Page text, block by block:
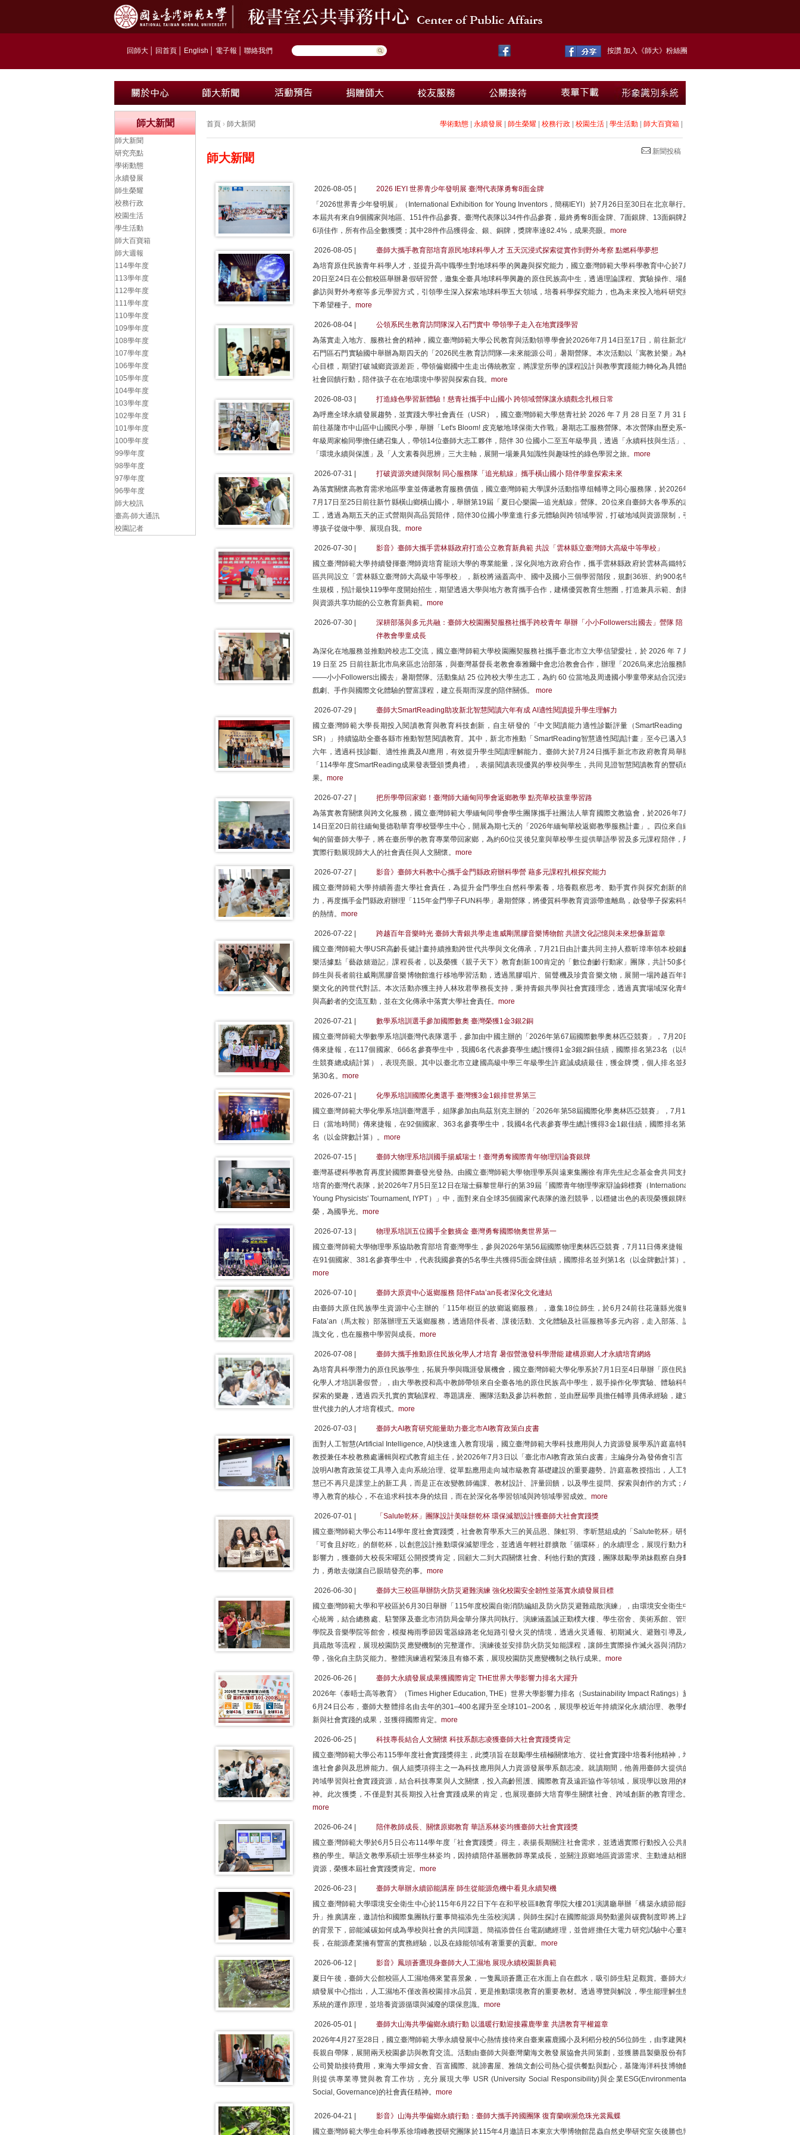
回師大 回首頁 English 電子報 聯絡我們 按讚 加入《師大》粉絲團
首頁 › 師大新聞 學術動態 永續發展 師生榮耀 校務行政 校園生活 學生活動 師大百寶箱
新聞投稿
師大新聞
2026-08-05 |
2026 IEYI 世界青少年發明展 臺灣代表隊勇奪8面金牌
「2026世界青少年發明展」（International Exhibition for Young Inventors，簡稱IEYI）於7月26日至30日在北京舉行。
本屆共有來自9個國家與地區、151件作品參賽。臺灣代表隊以34件作品參賽，最終勇奪8面金牌、7面銀牌、13面銅牌及
6項佳作，所有作品全數獲獎；其中28件作品獲得金、銀、銅牌，獎牌率達82.4%，成果亮眼。 more
2026-08-05 |
臺師大攜手教育部培育原民地球科學人才 五天沉浸式探索從實作到野外考察 點燃科學夢想
為培育原住民族青年科學人才，並提升高中職學生對地球科學的興趣與探究能力，國立臺灣師範大學科學教育中心於7月
20日至24日在公館校區舉辦暑假研習營，邀集全臺具地球科學興趣的原住民族高中生，透過理論課程、實驗操作、場館
參訪與野外考察等多元學習方式，引領學生深入探索地球科學五大領域，培養科學探究能力，也為未來投入地科研究播
下希望種子。 more
2026-08-04 |
公領系民生教育訪問隊深入石門實中 帶領學子走入在地實踐學習
為落實走入地方、服務社會的精神，國立臺灣師範大學公民教育與活動領導學會於2026年7月14日至17日，前往新北市
石門區石門實驗國中舉辦為期四天的「2026民生教育訪問隊—未來能源公司」暑期營隊。本次活動以「寓教於樂」為核
心目標，期望打破城鄉資源差距，帶領偏鄉國中生走出傳統教室，將課堂所學的課程設計與教學實踐能力轉化為具體的
社會回饋行動，陪伴孩子在在地環境中學習與探索自我。 more
2026-08-03 |
打造綠色學習新體驗！慈青社攜手中山國小 跨領域營隊讓永續觀念扎根日常
為呼應全球永續發展趨勢，並實踐大學社會責任（USR），國立臺灣師範大學慈青社於 2026 年 7 月 28 日至 7 月 31 日
前往基隆市中山區中山國民小學，舉辦「Let's Bloom! 皮克敏地球保衛大作戰」暑期志工服務營隊。本次營隊由歷史系一
年級周家榆同學擔任總召集人，帶領14位臺師大志工夥伴，陪伴 30 位國小二至五年級學員，透過「永續科技與生活」、
「環境永續與保護」及「人文素養與思辨」三大主軸，展開一場兼具知識性與趣味性的綠色學習之旅。 more
2026-07-31 |
打破資源夾縫與限制 同心服務隊「追光航線」攜手橫山國小 陪伴學童探索未來
為落實關懷高教育需求地區學童並傳遞教育服務價值，國立臺灣師範大學課外活動指導组輔導之同心服務隊，於2026年
7月17日至25日前往新竹縣橫山鄉橫山國小，舉辦第19屆「夏日心樂園—追光航線」營隊。20位來自臺師大各學系的志
工，透過為期五天的正式營期與高品質陪伴，陪伴30位國小學童進行多元體驗與跨領域學習，打破地域與資源限制，引
導孩子從做中學、展現自我。 more
2026-07-30 |
影音》臺師大攜手雲林縣政府打造公立教育新典範 共設「雲林縣立臺灣師大高級中等學校」
國立臺灣師範大學持續發揮臺灣師資培育龍頭大學的專業能量，深化與地方政府合作，攜手雲林縣政府於雲林高鐵特定
區共同設立「雲林縣立臺灣師大高級中等學校」，新校將涵蓋高中、國中及國小三個學習階段，規劃36班、約900名學
生規模，預計最快119學年度開始招生，期望透過大學與地方教育攜手合作，建構優質教育生態圈，打造兼具示範、創新
與資源共享功能的公立教育新典範。 more
2026-07-30 |
深耕部落與多元共融：臺師大校園團契服務社攜手跨校青年 舉辦「小小Followers出國去」營隊 陪
伴教會學童成長
為深化在地服務並推動跨校志工交流，國立臺灣師範大學校園團契服務社攜手臺北市立大學信望愛社，於 2026 年 7 月
19 日至 25 日前往新北市烏來區忠治部落，與臺灣基督長老教會泰雅爾中會忠治教會合作，辦理「2026烏來忠治服務隊
——小小Followers出國去」暑期營隊。活動集結 25 位跨校大學生志工，為約 60 位當地及周邊國小學童帶來結合沉浸式
戲劇、手作與國際文化體驗的豐富課程，建立長期而深度的陪伴關係。 more
2026-07-29 |
臺師大SmartReading助攻新北智慧閱讀六年有成 AI適性閱讀提升學生理解力
國立臺灣師範大學長期投入閱讀教育與教育科技創新，自主研發的「中文閱讀能力適性診斷評量（SmartReading，
SR）」持續協助全臺各縣市推動智慧閱讀教育。其中，新北市推動「SmartReading智慧適性閱讀計畫」至今已邁入第
六年，透過科技診斷、適性推薦及AI應用，有效提升學生閱讀理解能力。臺師大於7月24日攜手新北市政府教育局舉辦
「114學年度SmartReading成果發表暨頒獎典禮」，表揚閱讀表現優異的學校與學生，共同見證智慧閱讀教育的豐碩成
果。 more
2026-07-27 |
把所學帶回家鄉！臺灣師大緬甸同學會返鄉教學 點亮華校孩童學習路
為落實教育關懷與跨文化服務，國立臺灣師範大學緬甸同學會學生團隊攜手社團法人華育國際文教協會，於2026年7月
14日至20日前往緬甸曼德勒華育學校暨學生中心，開展為期七天的「2026年緬甸華校返鄉教學服務計畫」。四位來自緬
甸的留臺師大學子，將在臺所學的教育專業帶回家鄉，為約60位災後兒童與華校學生提供華語學習及多元課程陪伴，用
實際行動展現師大人的社會責任與人文關懷。 more
2026-07-27 |
影音》臺師大科教中心攜手金門縣政府辦科學營 藉多元課程扎根探究能力
國立臺灣師範大學持續善盡大學社會責任，為提升金門學生自然科學素養，培養觀察思考、動手實作與探究創新的能
力，再度攜手金門縣政府辦理「115年金門學子FUN科學」暑期營隊，將優質科學教育資源帶進離島，啟發學子探索科學
的熱情。 more
2026-07-22 |
跨越百年音樂時光 臺師大青銀共學走進威剛黑膠音樂博物館 共譜文化記憶與未來想像新篇章
國立臺灣師範大學USR高齡長健計畫持續推動跨世代共學與文化傳承，7月21日由計畫共同主持人蔡昕璋率領本校銀齡
樂活據點「藝啟嬉遊記」課程長者，以及榮獲《親子天下》教育創新100肯定的「數位創齡行動家」團隊，共計50多位
師生與長者前往威剛黑膠音樂博物館進行移地學習活動，透過黑膠唱片、留聲機及珍貴音樂文物，展開一場跨越百年音
樂文化的跨世代對話。本次活動亦獲主持人林玫君學務長支持，秉持青銀共學與社會實踐理念，透過真實場域深化青年
與高齡者的交流互動，並在文化傳承中落實大學社會責任。 more
2026-07-21 |
數學系培訓選手參加國際數奧 臺灣榮獲1金3銀2銅
國立臺灣師範大學數學系培訓臺灣代表隊選手，參加由中國主辦的「2026年第67屆國際數學奧林匹亞競賽」，7月20日
傳來捷報，在117個國家、666名參賽學生中，我國6名代表參賽學生總計獲得1金3銀2銅佳績，國際排名第23名（以學
生競賽總成績計算），表現亮眼。其中以臺北市立建國高級中學三年級學生許庭誠成績最佳，獲金牌獎，個人排名並列
第30名。 more
2026-07-21 |
化學系培訓國際化奧選手 臺灣獲3金1銀排世界第三
國立臺灣師範大學化學系培訓臺灣選手，組隊參加由烏茲別克主辦的「2026年第58屆國際化學奧林匹亞競賽」，7月18
日（當地時間）傳來捷報，在92個國家、363名參賽學生中，我國4名代表參賽學生總計獲得3金1銀佳績，國際排名第3
名（以金牌數計算）。 more
2026-07-15 |
臺師大物理系培訓國手揚威瑞士！臺灣勇奪國際青年物理辯論賽銀牌
臺灣基礎科學教育再度於國際舞臺發光發熱。由國立臺灣師範大學物理學系與遠東集團徐有庠先生紀念基金會共同支持
培育的臺灣代表隊，於2026年7月5日至12日在瑞士蘇黎世舉行的第39屆「國際青年物理學家辯論錦標賽（International
Young Physicists' Tournament, IYPT）」中，面對來自全球35個國家代表隊的激烈競爭，以穩健出色的表現榮獲銀牌殊
榮，為國爭光。 more
2026-07-13 |
物理系培訓五位國手全數摘金 臺灣勇奪國際物奧世界第一
國立臺灣師範大學物理學系協助教育部培育臺灣學生，參與2026年第56屆國際物理奧林匹亞競賽，7月11日傳來捷報，
在91個國家、381名參賽學生中，代表我國參賽的5名學生共獲得5面金牌佳績，國際排名並列第1名（以金牌數計算）。
more
2026-07-10 |
臺師大原資中心返鄉服務 陪伴Fata’an長者深化文化連結
由臺師大原住民族學生資源中心主辦的「115年樹豆的故鄉返鄉服務」，邀集18位師生，於6月24前往花蓮縣光復鄉
Fata’an（馬太鞍）部落辦理五天返鄉服務，透過陪伴長者、課後活動、文化體驗及社區服務等多元內容，走入部落、認
識文化，也在服務中學習與成長。 more
2026-07-08 |
臺師大攜手推動原住民族化學人才培育 暑假營激發科學潛能 建構原鄉人才永續培育網絡
為培育具科學潛力的原住民族學生，拓展升學與職涯發展機會，國立臺灣師範大學化學系於7月1日至4日舉辦「原住民族
化學人才培訓暑假營」，由大學教授和高中教師帶領來自全臺各地的原住民族高中學生，親手操作化學實驗、體驗科學
探索的樂趣，透過四天扎實的實驗課程、專題講座、團隊活動及參訪科教館，並由歷屆學員擔任輔導員傳承經驗，建立
世代接力的人才培育模式。 more
2026-07-03 |
臺師大AI教育研究能量助力臺北市AI教育政策白皮書
面對人工智慧(Artificial Intelligence, AI)快速進入教育現場，國立臺灣師範大學科技應用與人力資源發展學系許庭嘉特聘
教授兼任本校教務處邏輯與程式教育組主任，於2026年7月3日以「臺北市AI教育政策白皮書」主編身分為發佈會引言，
說明AI教育政策從工具導入走向系統治理、從單點應用走向城市級教育基礎建設的重要趨勢。許庭嘉教授指出，人工智
慧已不再只是課堂上的新工具，而是正在改變教師備課、教材設計、評量回饋，以及學生提問、探索與創作的方式；AI
導入教育的核心，不在追求科技本身的炫目，而在於深化各學習領域與跨領域學習成效。 more
2026-07-01 |
「Salute乾杯」團隊設計美味餅乾杯 環保減塑設計獲臺師大社會實踐獎
國立臺灣師範大學公布114學年度社會實踐獎，社會教育學系大三的黃品恩、陳虹羽、李昕慧組成的「Salute乾杯」研發
「可食且好吃」的餅乾杯，以創意設計推動環保減塑理念，並透過年輕社群擴散「循環杯」的永續理念，展現行動力和
影響力，獲臺師大校長宋曜廷公開授獎肯定，回顧大二到大四關懷社會、利他行動的實踐，團隊鼓勵學弟妹觀察自身動
力，勇敢去做讓自己眼睛發亮的事。 more
2026-06-30 |
臺師大三校區舉辦防火防災避難演練 強化校園安全韌性並落實永續發展目標
國立臺灣師範大學和平校區於6月30日舉辦「115年度校園自衛消防編組及防火防災避難疏散演練」，由環境安全衛生中
心統籌，結合總務處、駐警隊及臺北市消防局金華分隊共同執行。演練涵蓋誠正勤樸大樓、學生宿舍、美術系館、管理
學院及音樂學院等館舍，模擬梅雨季節因電器線路老化短路引發火災的情境，透過火災通報、初期滅火、避難引導及人
員疏散等流程，展現校園防災應變機制的完整運作。演練後並安排防火防災知能課程，讓師生實際操作滅火器與消防水
帶，強化自主防災能力。整體演練過程緊湊且有條不紊，展現校園防災應變機制之執行成果。 more
2026-06-26 |
臺師大永續發展成果獲國際肯定 THE世界大學影響力排名大躍升
2026年《泰晤士高等教育》（Times Higher Education, THE）世界大學影響力排名（Sustainability Impact Ratings）於
6月24日公布，臺師大整體排名由去年的301–400名躍升至全球101–200名，展現學校近年持續深化永續治理、教學創
新與社會實踐的成果，並獲得國際肯定。 more
2026-06-25 |
科技專長結合人文關懷 科技系顏志凌獲臺師大社會實踐獎肯定
國立臺灣師範大學公布115學年度社會實踐獎得主，此獎項旨在鼓勵學生積極關懷地方、從社會實踐中培養利他精神，增
進社會參與及思辨能力。個人組獎項得主之一為科技應用與人力資源發展學系顏志凌。就讀期間，他善用臺師大提供的
跨域學習與社會實踐資源，結合科技專業與人文關懷，投入高齡照護、國際教育及遠距協作等領域，展現學以致用的精
神。此次獲獎，不僅是對其長期投入社會實踐成果的肯定，也展現臺師大培育學生關懷社會、跨域創新的教育理念。
more
2026-06-24 |
陪伴教師成長、關懷原鄉教育 華語系林姿均獲臺師大社會實踐獎
國立臺灣師範大學於6月5日公布114學年度「社會實踐獎」得主，表揚長期關注社會需求，並透過實際行動投入公共服
務的學生。華語文教學系碩士班學生林姿均，因持續陪伴基層教師專業成長，並關注原鄉地區資源需求、主動連結相關
資源，榮獲本屆社會實踐獎肯定。 more
2026-06-23 |
臺師大舉辦永續節能講座 師生從能源危機中看見永續契機
國立臺灣師範大學環境安全衛生中心於115年6月22日下午在和平校區Ⅱ教育學院大樓201演講廳舉辦「構築永續節能躍
升」推廣講座，邀請怡和國際集團執行董事簡福添先生蒞校演講，與師生探討在國際能源局勢動盪與碳費制度即將上路
的背景下，節能減碳如何成為學校與社會的共同課題。簡福添曾任台電副總經理，並曾經擔任大電力研究試驗中心董事
長，在能源產業擁有豐富的實務經驗，以及在綠能領域有著重要的貢獻。 more
2026-06-12 |
影音》鳳頭蒼鷹現身臺師大人工濕地 展現永續校園新典範
夏日午後，臺師大公館校區人工濕地傳來驚喜景象，一隻鳳頭蒼鷹正在水面上自在戲水，吸引師生駐足觀賞。臺師大永
續發展中心指出，人工濕地不僅改善校園排水品質，更是推動環境教育的重要教材。透過導覽與解說，學生能理解生態
系統的運作原理，並培養資源循環與減廢的環保意識。 more
2026-05-01 |
臺師大山海共學偏鄉永續行動 以溫暖行動迎接霧鹿學童 共譜教育平權篇章
2026年4月27至28日，國立臺灣師範大學永續發展中心熱情接待來自臺東霧鹿國小及利稻分校的56位師生，由李建興校
長親自帶隊，展開兩天校園參訪與教育交流。活動由臺師大與臺灣蘭海文教發展協會共同策劃，並獲勝昌製藥股份有限
公司贊助接待費用，東海大學婦女會、百富國際、就諦書屋、雅鴿文創公司熱心提供餐點與點心，基隆海洋科技博物館
則提供專業導覽與教育工作坊，充分展現大學 USR (University Social Responsibility)與企業ESG(Environmental,
Social, Governance)的社會責任精神。 more
2026-04-21 |
影音》山海共學偏鄉永續行動：臺師大攜手跨國團隊 復育蘭嶼瀕危珠光裳鳳蝶
國立臺灣師範大學生命科學系徐堉峰教授研究團隊於115年4月邀請日本東京大學博物館昆蟲自然史學研究室矢後勝也博
師大新聞
師大新聞
研究亮點
學術動態
永續發展
師生榮耀
校務行政
校園生活
學生活動
師大百寶箱
師大週報
114學年度
113學年度
112學年度
111學年度
110學年度
109學年度
108學年度
107學年度
106學年度
105學年度
104學年度
103學年度
102學年度
101學年度
100學年度
99學年度
98學年度
97學年度
96學年度
師大校訊
臺高‧師大通訊
校園記者